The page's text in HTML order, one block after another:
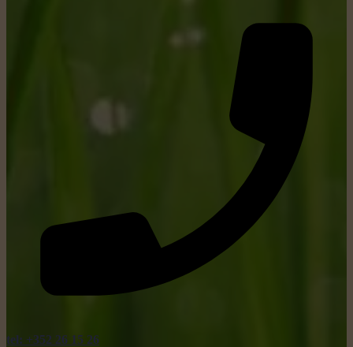
tel: +352 26 15 26